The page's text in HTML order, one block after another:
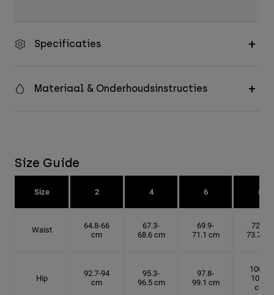
Specificaties
Materiaal & Onderhoudsinstructies
Size Guide
Size 2 4 6 8
Waist
64.8-66
cm
67.3-
68.6 cm
69.9-
71.1 cm
72.4-
73.7 cm
Hip
92.7-94
cm
95.3-
96.5 cm
97.8-
99.1 cm
100.3-
101.6
cm